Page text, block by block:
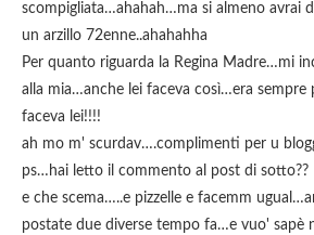
scompigliata…ahahah…ma si almeno avrai
un arzillo 72enne..ahahahha
Per quanto riguarda la Regina Madre…mi
alla mia…anche lei faceva così…era sempre
faceva lei!!!!
ah mo m' scurdav….complimenti per u
ps…hai letto il commento al post di sotto??
e che scema…..e pizzelle e facemm
postate due diverse tempo fa…e vuo' sapè